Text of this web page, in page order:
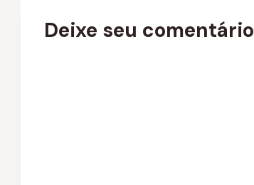
Deixe seu comentário